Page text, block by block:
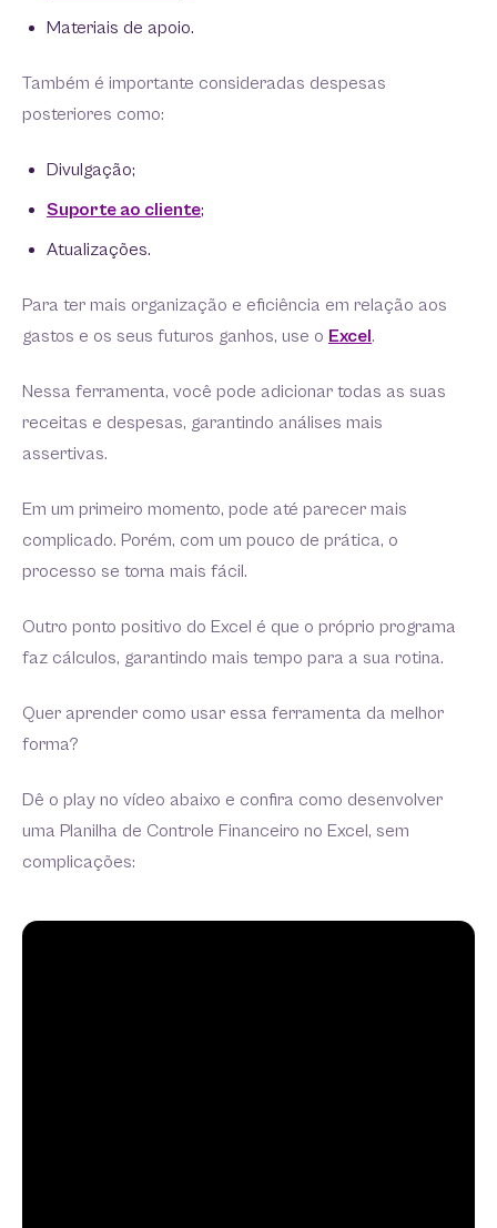
Materiais de apoio.
Também é importante consideradas despesas
posteriores como:
Divulgação;
Suporte ao cliente;
Atualizações.
Para ter mais organização e eficiência em relação aos
gastos e os seus futuros ganhos, use o Excel.
Nessa ferramenta, você pode adicionar todas as suas
receitas e despesas, garantindo análises mais
assertivas.
Em um primeiro momento, pode até parecer mais
complicado. Porém, com um pouco de prática, o
processo se torna mais fácil.
Outro ponto positivo do Excel é que o próprio programa
faz cálculos, garantindo mais tempo para a sua rotina.
Quer aprender como usar essa ferramenta da melhor
forma?
Dê o play no vídeo abaixo e confira como desenvolver
uma Planilha de Controle Financeiro no Excel, sem
complicações: